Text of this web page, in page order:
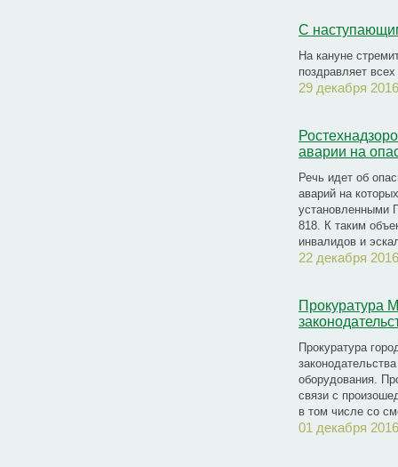
С
На кануне
поздравляет
29 декабря
аварии на
Речь идет об
аварий на
установленными
818. К таким
инвалидов и
22 декабря
Прокуратура
Прокуратура
оборудования.
связи с
в том числе со
01 декабря